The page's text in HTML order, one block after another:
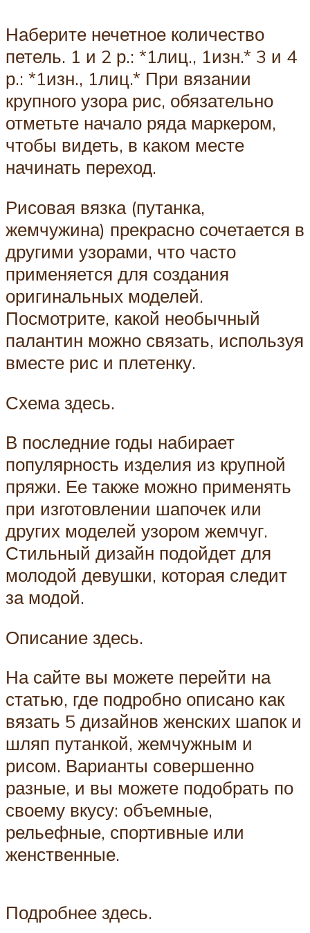
Наберите нечетное количество
петель. 1 и 2 р.: *1лиц., 1изн.* 3 и 4
р.: *1изн., 1лиц.* При вязании
крупного узора рис, обязательно
отметьте начало ряда маркером,
чтобы видеть, в каком месте
начинать переход.
Рисовая вязка (путанка,
жемчужина) прекрасно сочетается в
другими узорами, что часто
применяется для создания
оригинальных моделей.
Посмотрите, какой необычный
палантин можно связать, используя
вместе рис и плетенку.
Схема здесь.
В последние годы набирает
популярность изделия из крупной
пряжи. Ее также можно применять
при изготовлении шапочек или
других моделей узором жемчуг.
Стильный дизайн подойдет для
молодой девушки, которая следит
за модой.
Описание здесь.
На сайте вы можете перейти на
статью, где подробно описано как
вязать 5 дизайнов женских шапок и
шляп путанкой, жемчужным и
рисом. Варианты совершенно
разные, и вы можете подобрать по
своему вкусу: объемные,
рельефные, спортивные или
женственные.
Подробнее здесь.